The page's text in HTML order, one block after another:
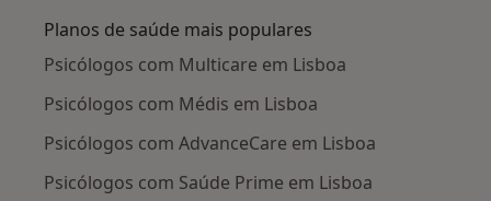
Planos de saúde mais populares
Psicólogos com Multicare em Lisboa
Psicólogos com Médis em Lisboa
Psicólogos com AdvanceCare em Lisboa
Psicólogos com Saúde Prime em Lisboa